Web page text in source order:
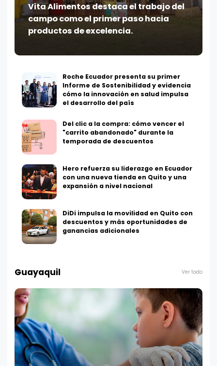
Vita Alimentos destaca el trabajo del
campo como el primer paso hacia
productos de excelencia.
Roche Ecuador presenta su primer
Informe de Sostenibilidad y evidencia
cómo la innovación en salud impulsa
el desarrollo del país
Del clic a la compra: cómo vencer el
"carrito abandonado" durante la
temporada de descuentos
Hero refuerza su liderazgo en Ecuador
con una nueva tienda en Quito y una
expansión a nivel nacional
DiDi impulsa la movilidad en Quito con
descuentos y más oportunidades de
ganancias adicionales
Guayaquil Ver todo